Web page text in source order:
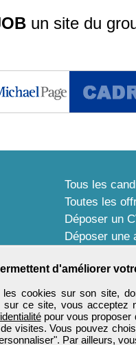
d'améliorer
cookies sur son site,
sur ce site, vous acceptez
pour vous proposer
visites. Vous pouvez
Par ailleurs,
un site du
Tous les
Toutes les
Déposer un
Déposer une